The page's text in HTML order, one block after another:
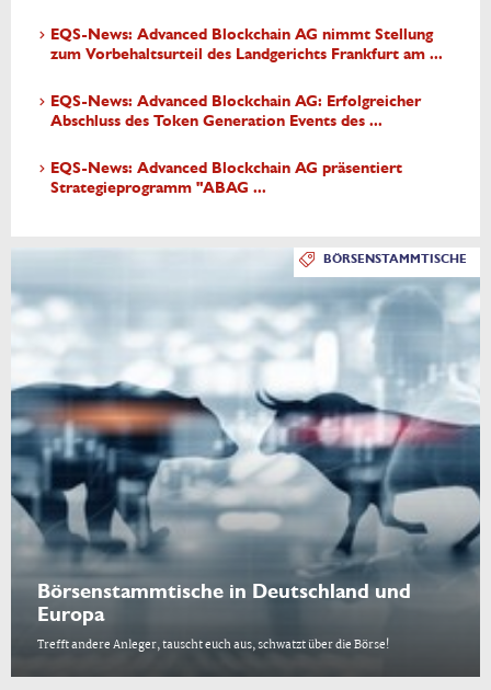
EQS-News: Advanced Blockchain AG nimmt Stellung
zum Vorbehaltsurteil des Landgerichts Frankfurt am ...
EQS-News: Advanced Blockchain AG: Erfolgreicher
Abschluss des Token Generation Events des ...
EQS-News: Advanced Blockchain AG präsentiert
Strategieprogramm "ABAG ...
BÖRSENSTAMMTISCHE
Börsenstammtische in Deutschland und
Europa
Trefft andere Anleger, tauscht euch aus, schwatzt über die Börse!